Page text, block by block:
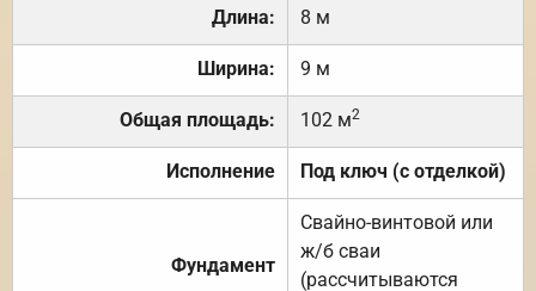
Длина: 8 м
Ширина: 9 м
Общая площадь: 102 м2
Исполнение Под ключ (с отделкой)
Фундамент
Свайно-винтовой или
ж/б сваи
(рассчитываются